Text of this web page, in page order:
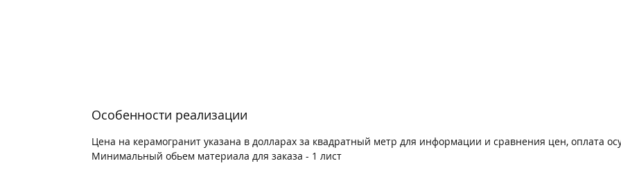
Особенности реализации
Цена на керамогранит указана в долларах за квадратный метр для информации и сравнения цен, оплата
Минимальный обьем материала для заказа - 1 лист